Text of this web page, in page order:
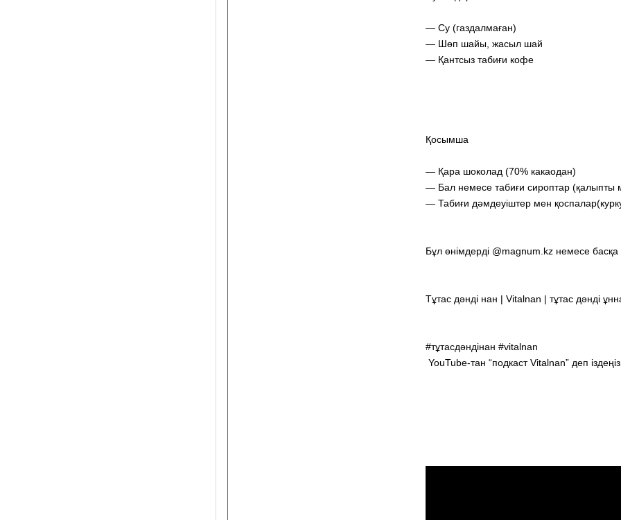
— Су (газдалмаған)
— Шөп шайы, жасыл шай
— Қантсыз табиғи кофе
Қосымша
— Қара шоколад (70% какаодан)
— Бал немесе табиғи сироптар
— Табиғи дәмдеуіштер мен
Бұл өнімдерді @magnum.kz немесе
Тұтас дәнді нан | Vitalnan | тұтас дәнді
#тұтасдәндінан #vitalnan
YouTube-тан “подкаст Vitalnan” деп